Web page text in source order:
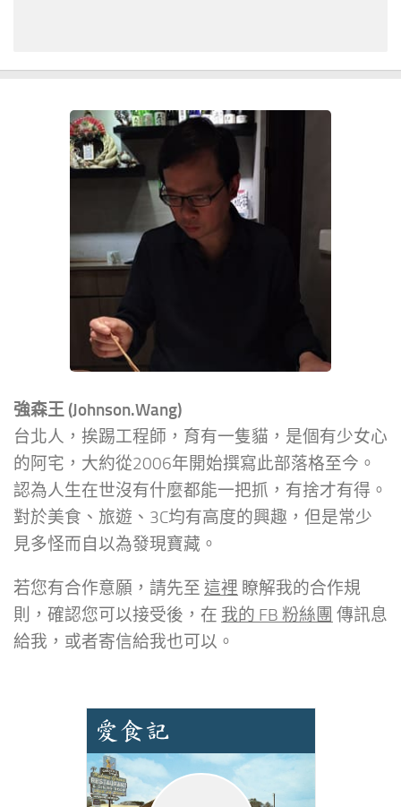
強森王 (Johnson.Wang)
台北人，挨踢工程師，育有一隻貓，是個有少女心
的阿宅，大約從2006年開始撰寫此部落格至今。
認為人生在世沒有什麼都能一把抓，有捨才有得。
對於美食、旅遊、3C均有高度的興趣，但是常少
見多怪而自以為發現寶藏。
若您有合作意願，請先至 這裡 瞭解我的合作規
則，確認您可以接受後，在 我的 FB 粉絲團 傳訊息
給我，或者寄信給我也可以。